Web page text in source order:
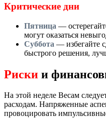
Критические дни
Пятница —
могут оказаться
Суббота — избегайте
быстрого решения,
Риски и
На этой неделе Весам
расходам. Напряженные
провоцировать